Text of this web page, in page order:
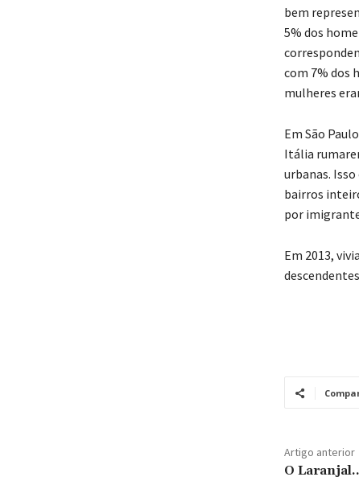
bem
5% dos
com 7% dos
mulheres
Em São
Itália
urbanas.
bairros
por
Em 2013,
Artigo anterior
O